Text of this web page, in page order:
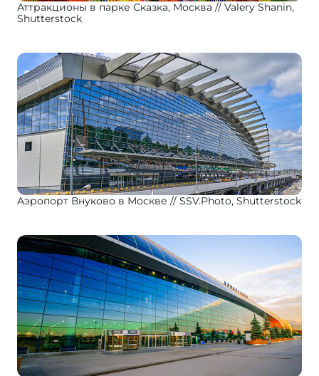
Аттракционы в парке Сказка, Москва
Valery Shanin,
Shutterstock
Аэропорт Внуково в Москве SSV.Photo, Shutterstock